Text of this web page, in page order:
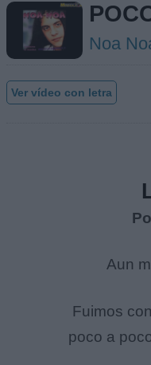
Noa
Ver vídeo con letra
Aun
Fuimos
poco a